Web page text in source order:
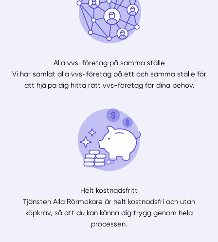
Alla vvs-företag på samma ställe
Vi har samlat alla vvs-företag på ett och samma ställe för
att hjälpa dig hitta rätt vvs-företag för dina behov.
Helt kostnadsfritt
Tjänsten Alla Rörmokare är helt kostnadsfri och utan
köpkrav, så att du kan känna dig trygg genom hela
processen.